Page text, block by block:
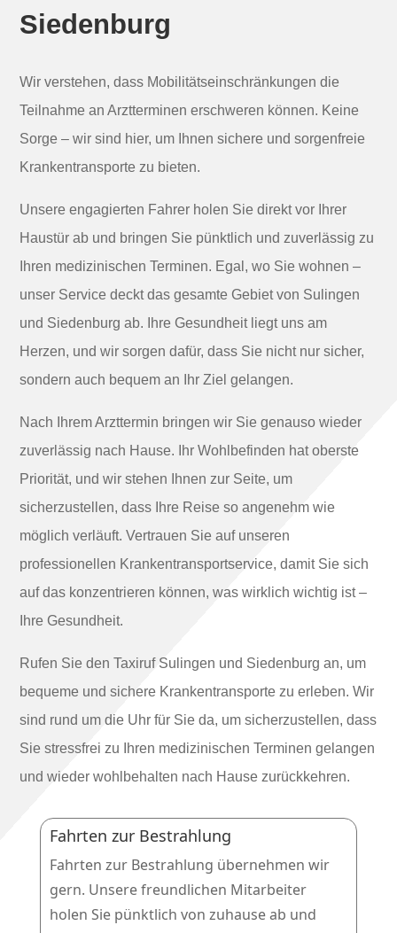
Siedenburg
Wir verstehen, dass Mobilitätseinschränkungen die
Teilnahme an Arztterminen erschweren können. Keine
Sorge – wir sind hier, um Ihnen sichere und sorgenfreie
Krankentransporte zu bieten.
Unsere engagierten Fahrer holen Sie direkt vor Ihrer
Haustür ab und bringen Sie pünktlich und zuverlässig zu
Ihren medizinischen Terminen. Egal, wo Sie wohnen –
unser Service deckt das gesamte Gebiet von Sulingen
und Siedenburg ab. Ihre Gesundheit liegt uns am
Herzen, und wir sorgen dafür, dass Sie nicht nur sicher,
sondern auch bequem an Ihr Ziel gelangen.
Nach Ihrem Arzttermin bringen wir Sie genauso wieder
zuverlässig nach Hause. Ihr Wohlbefinden hat oberste
Priorität, und wir stehen Ihnen zur Seite, um
sicherzustellen, dass Ihre Reise so angenehm wie
möglich verläuft. Vertrauen Sie auf unseren
professionellen Krankentransportservice, damit Sie sich
auf das konzentrieren können, was wirklich wichtig ist –
Ihre Gesundheit.
Rufen Sie den Taxiruf Sulingen und Siedenburg an, um
bequeme und sichere Krankentransporte zu erleben. Wir
sind rund um die Uhr für Sie da, um sicherzustellen, dass
Sie stressfrei zu Ihren medizinischen Terminen gelangen
und wieder wohlbehalten nach Hause zurückkehren.
Fahrten zur Bestrahlung
Fahrten zur Bestrahlung übernehmen wir
gern. Unsere freundlichen Mitarbeiter
holen Sie pünktlich von zuhause ab und